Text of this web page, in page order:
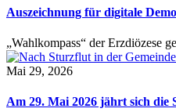
Auszeichnung für digitale
„Wahlkompass“ der Erzdiözese
Mai 29, 2026
Am 29. Mai 2026 jährt sich die